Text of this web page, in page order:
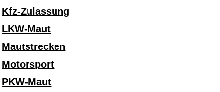
Kfz-Zulassung
LKW-Maut
Mautstrecken
Motorsport
PKW-Maut